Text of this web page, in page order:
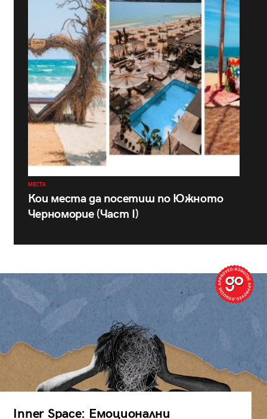
МЕСТА
Кои места да посетиш по Южното
Черноморие (Част I)
Inner Space: Емоционални